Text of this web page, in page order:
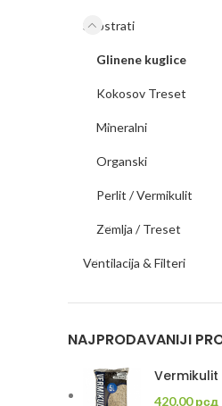
Supstrati
Glinene kuglice
Kokosov Treset
Mineralni
Organski
Perlit / Vermikulit
Zemlja / Treset
Ventilacija & Filteri
NAJPRODAVANIJI
Vermikulit
420,00рсд